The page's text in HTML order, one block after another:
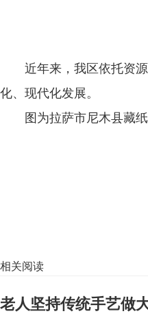
近年来，我区依托资源
化、现代化发展。
图为拉萨市尼木县藏
相关阅读
老人坚持传统手艺做